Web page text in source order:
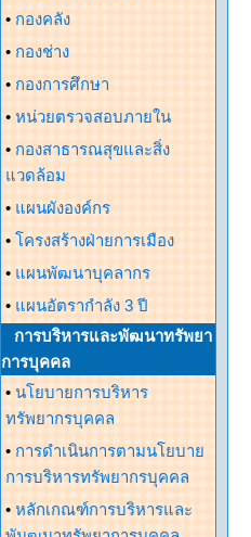
• กองคลัง
• กองช่าง
• กองการศึกษา
• หน่วยตรวจสอบภายใน
• กองสาธารณสุขและสิ่ง
แวดล้อม
• แผนผังองค์กร
• โครงสร้างฝ่ายการเมือง
• แผนพัฒนาบุคลากร
• แผนอัตรากำลัง 3 ปี
การบริหารและพัฒนาทรัพยา
การบุคคล
• นโยบายการบริหาร
ทรัพยากรบุคคล
• การดำเนินการตามนโยบาย
การบริหารทรัพยากรบุคคล
• หลักเกณฑ์การบริหารและ